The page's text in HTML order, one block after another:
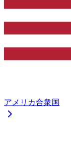
アメリカ合衆国